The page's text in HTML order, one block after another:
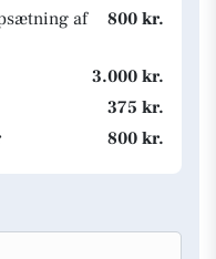
af
800 kr.
3.000 kr.
375 kr.
800 kr.